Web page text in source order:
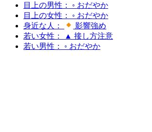
目上の男性： ◦ おだやか
目上の女性： ◦ おだやか
身近な人：
影響強め
若い女性： ▲ 接し方注意
若い男性： ◦ おだやか